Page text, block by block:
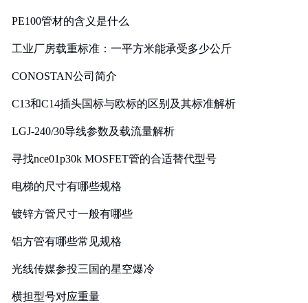
PE100管材的含义是什么
工业厂房载重标准：一平方米能承受多少公斤
CONOSTAN公司简介
C13和C14插头国标与欧标的区别及其标准解析
LGJ-240/30导线参数及载流量解析
寻找nce01p30k MOSFET管的合适替代型号
电梯的尺寸有哪些规格
镀锌方管尺寸一般有哪些
铝方管有哪些常见规格
光线传媒参投三国的星空爆冷
横担型号对应重量